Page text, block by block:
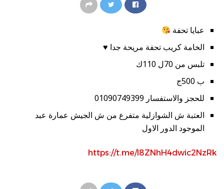
عبايا تحفة
الخامة كريب تحفة مريحة جدا ♥️
تلبس من 70ل 110ك
ب 500ج
للحجز والاستفسار 01090749399
العتبة ش الشوازلية متفرع من ش الجيش عمارة عبد
الموجود الدور الاول
https://t.me/l8ZNhH4dwic2NzRk